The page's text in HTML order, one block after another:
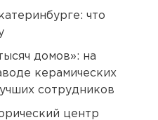
что
домов»: на
керамических
сотрудников
центр